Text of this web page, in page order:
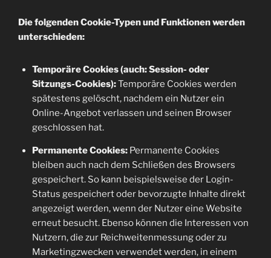
Die folgenden Cookie-Typen und Funktionen werden
unterschieden:
Temporäre Cookies (auch: Session- oder
Sitzungs-Cookies):Temporäre Cookies werden
spätestens gelöscht, nachdem ein Nutzer ein
Online-Angebot verlassen und seinen Browser
geschlossen hat.
Permanente Cookies:Permanente Cookies
bleiben auch nach dem Schließen des Browsers
gespeichert. So kann beispielsweise der Login-
Status gespeichert oder bevorzugte Inhalte direkt
angezeigt werden, wenn der Nutzer eine Website
erneut besucht. Ebenso können die Interessen von
Nutzern, die zur Reichweitenmessung oder zu
Marketingzwecken verwendet werden, in einem